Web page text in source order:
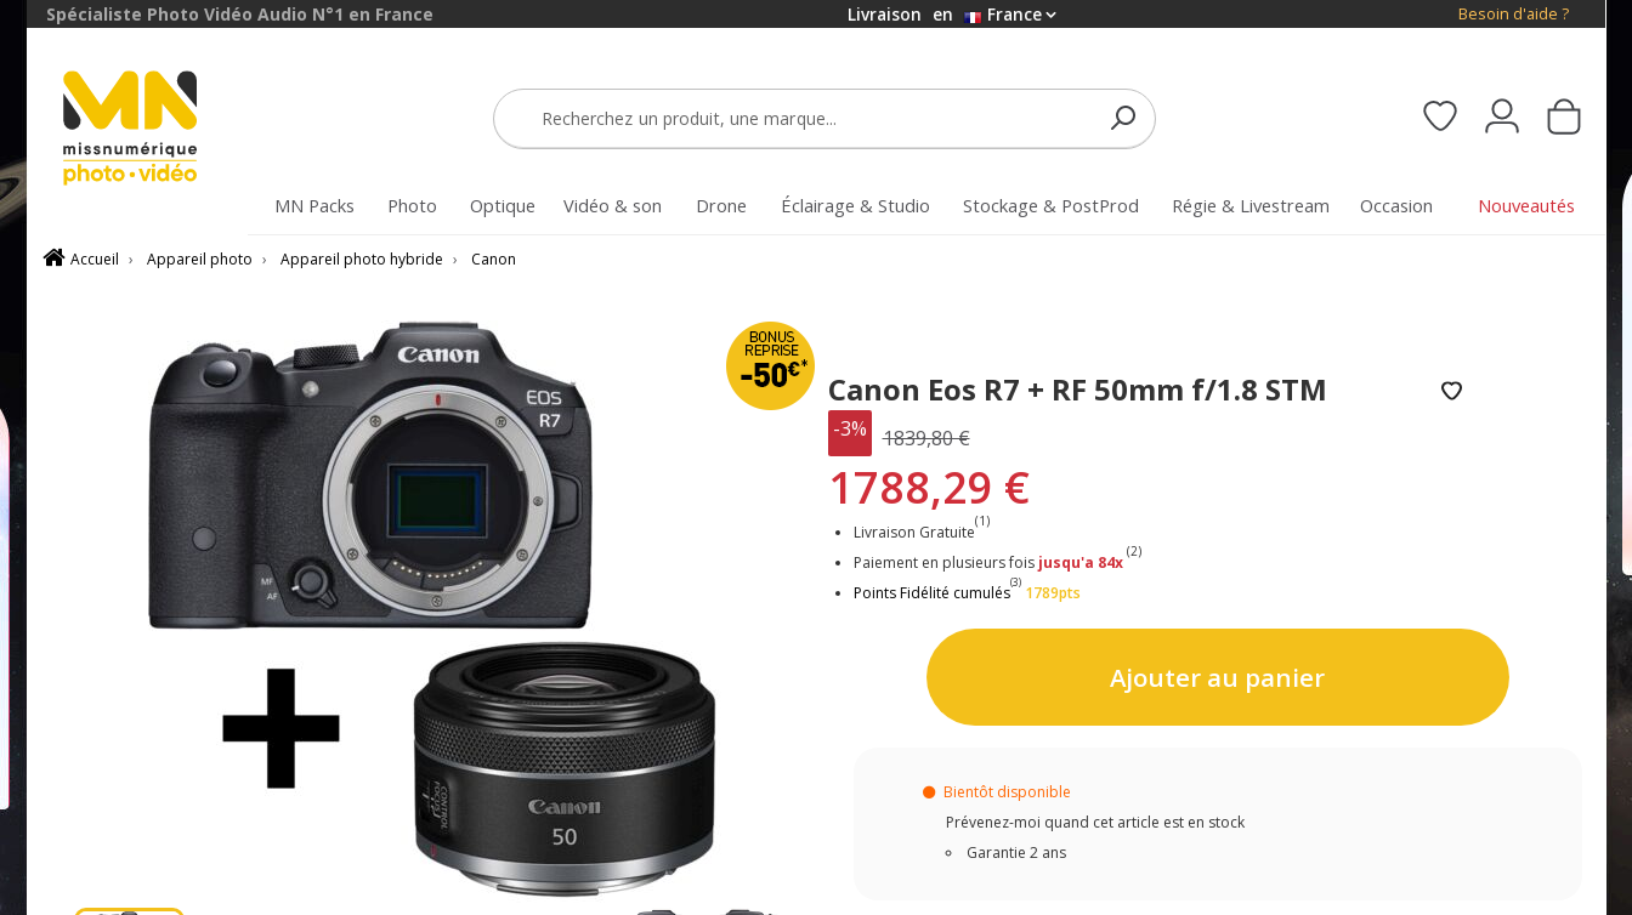
Spécialiste Photo Vidéo Audio N°1 en France Livraison en France Besoin d'aide ?
MN Packs Photo Optique Vidéo & son Drone Éclairage & Studio Stockage & PostProd Régie & Livestream Occasion Nouveautés
Accueil › Appareil photo › Appareil photo hybride › Canon
Canon Eos R7 + RF 50mm f/1.8 STM
-3% 1839,80 €
1788,29 €
Livraison Gratuite
(1)
Paiement en plusieurs fois jusqu'a 84x
(2)
Points Fidélité cumulés
(3)
1789pts
Ajouter au panier
Bientôt disponible
Prévenez-moi quand cet article est en stock
Garantie 2 ans